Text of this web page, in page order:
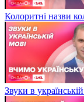
Колоритні назви
Звуки в